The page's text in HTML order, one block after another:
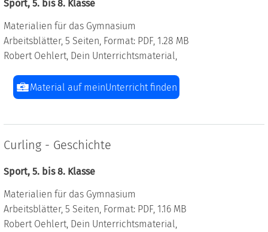
Sport, 5. bis 8. Klasse
Materialien für das Gymnasium
Arbeitsblätter, 5 Seiten, Format: PDF, 1.28 MB
Robert Oehlert, Dein Unterrichtsmaterial,
Material auf meinUnterricht finden
Curling - Geschichte
Sport, 5. bis 8. Klasse
Materialien für das Gymnasium
Arbeitsblätter, 5 Seiten, Format: PDF, 1.16 MB
Robert Oehlert, Dein Unterrichtsmaterial,